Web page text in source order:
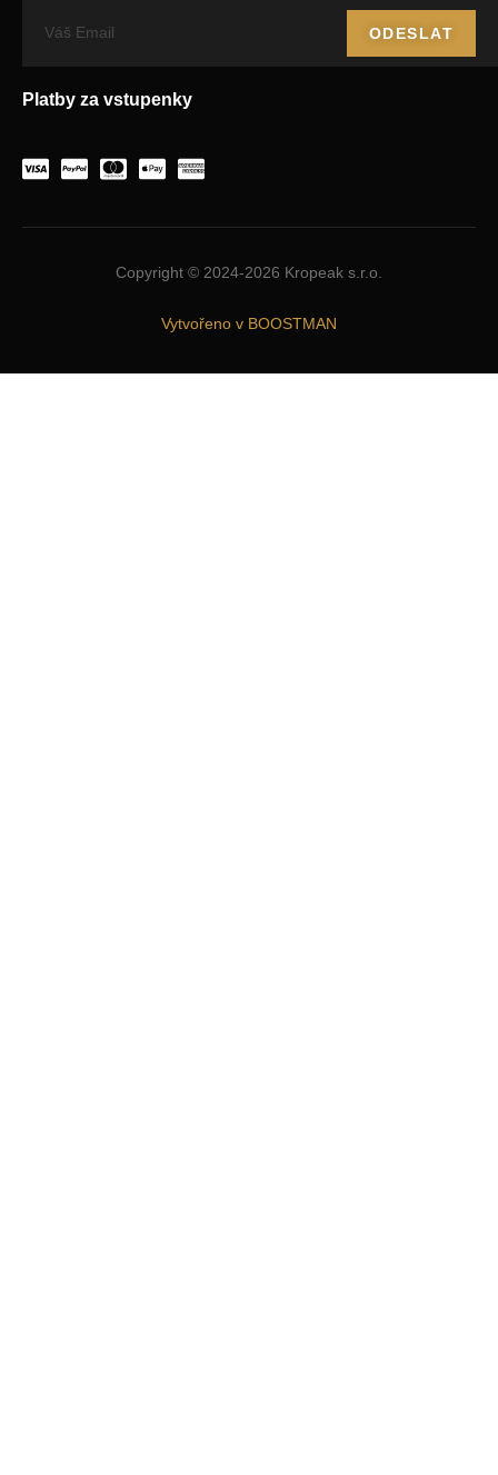
ODESLAT
Platby za vstupenky
Copyright © 2024-2026 Kropeak s.r.o.
Vytvořeno v BOOSTMAN